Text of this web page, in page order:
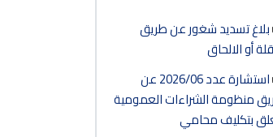
بلاغ تسديد شغور عن طريق
أو الالحاق
استشارة عدد 2026/06 عن
منظومة الشراءات العمومية
بتكليف محامي